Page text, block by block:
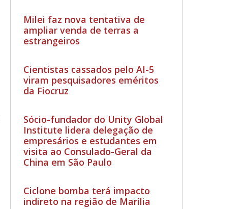
Milei faz nova tentativa de
ampliar venda de terras a
estrangeiros
Cientistas cassados pelo AI-5
viram pesquisadores eméritos
da Fiocruz
Sócio-fundador do Unity Global
Institute lidera delegação de
empresários e estudantes em
visita ao Consulado-Geral da
China em São Paulo
Ciclone bomba terá impacto
indireto na região de Marília